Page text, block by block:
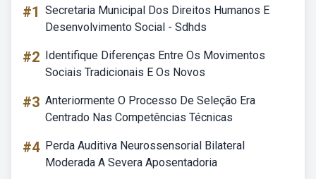
#1 Secretaria Municipal Dos Direitos Humanos E
Desenvolvimento Social - Sdhds
#2 Identifique Diferenças Entre Os Movimentos
Sociais Tradicionais E Os Novos
#3 Anteriormente O Processo De Seleção Era
Centrado Nas Competências Técnicas
#4 Perda Auditiva Neurossensorial Bilateral
Moderada A Severa Aposentadoria